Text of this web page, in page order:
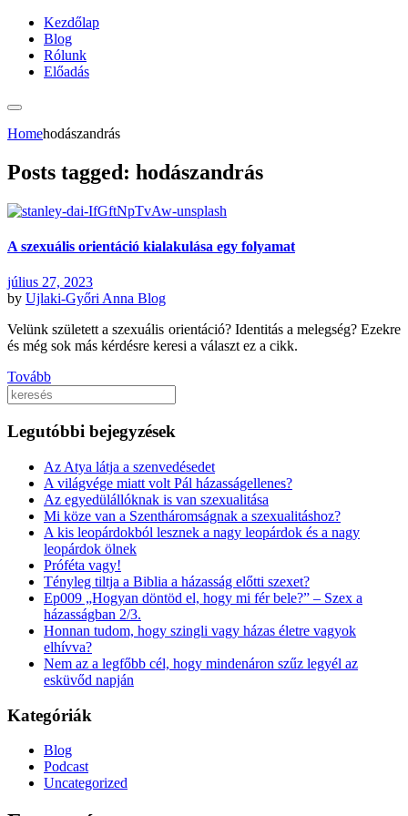
Kezdőlap
Blog
Rólunk
Előadás
Homehodászandrás
Posts tagged: hodászandrás
A szexuális orientáció kialakulása egy folyamat
július 27, 2023
by Ujlaki-Győri Anna Blog
Velünk született a szexuális orientáció? Identitás a melegség? Ezekre
és még sok más kérdésre keresi a választ ez a cikk.
Tovább
Keresés
Legutóbbi bejegyzések
Az Atya látja a szenvedésedet
A világvége miatt volt Pál házasságellenes?
Az egyedülállóknak is van szexualitása
Mi köze van a Szentháromságnak a szexualitáshoz?
A kis leopárdokból lesznek a nagy leopárdok és a nagy
leopárdok ölnek
Próféta vagy!
Tényleg tiltja a Biblia a házasság előtti szexet?
Ep009 „Hogyan döntöd el, hogy mi fér bele?” – Szex a
házasságban 2/3.
Honnan tudom, hogy szingli vagy házas életre vagyok
elhívva?
Nem az a legfőbb cél, hogy mindenáron szűz legyél az
esküvőd napján
Kategóriák
Blog
Podcast
Uncategorized